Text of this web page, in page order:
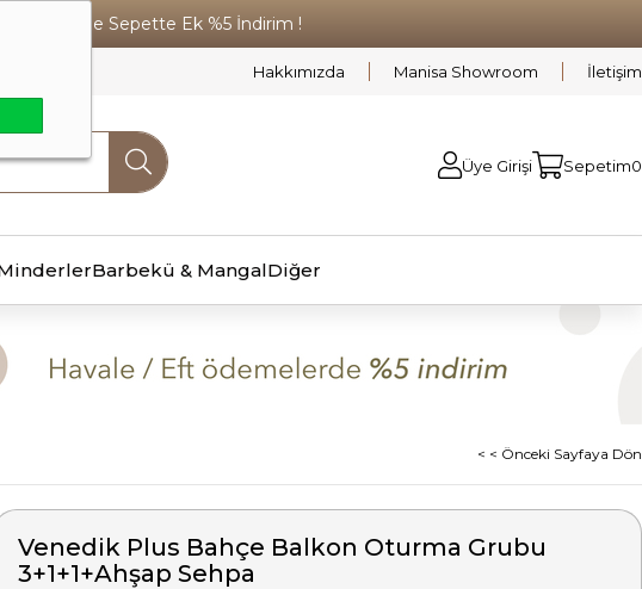
Sepette Ek %5 İndirim !
Hakkımızda Manisa Showroom İletişim
Üye Girişi Sepetim0
Barbekü & MangalDiğer
< < Önceki Sayfaya Dön
Venedik Plus Bahçe Balkon Oturma Grubu
3+1+1+Ahşap Sehpa